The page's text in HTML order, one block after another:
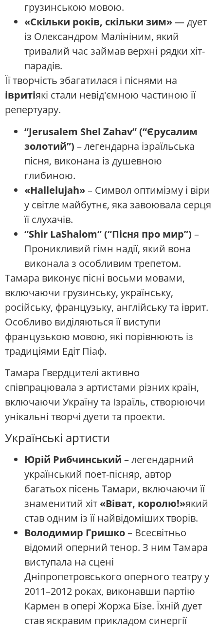
грузинською мовою.
«Скільки років, скільки зим»— дует
із Олександром Малініним, який
тривалий час займав верхні рядки хіт-
парадів.
Її творчість збагатилася і піснями на
івритіякі стали невід'ємною частиною її
репертуару.
“Jerusalem Shel Zahav” (“Єрусалим
золотий”) – легендарна ізраїльська
пісня, виконана із душевною
глибиною.
«Hallelujah»– Символ оптимізму і віри
у світле майбутнє, яка завоювала серця
її слухачів.
“Shir LaShalom” (“Пісня про мир”) –
Проникливий гімн надії, який вона
виконала з особливим трепетом.
Тамара виконує пісні восьми мовами,
включаючи грузинську, українську,
російську, французьку, англійську та іврит.
Особливо виділяються її виступи
французькою мовою, які порівнюють із
традиціями Едіт Піаф.
Тамара Гвердцителі активно
співпрацювала з артистами різних країн,
включаючи Україну та Ізраїль, створюючи
унікальні творчі дуети та проекти.
Українські артисти
Юрій Рибчинський – легендарний
український поет-пісняр, автор
багатьох пісень Тамари, включаючи її
знаменитий хіт «Віват, королю!»який
став одним із її найвідоміших творів.
Володимир Гришко– Всесвітньо
відомий оперний тенор. З ним Тамара
виступала на сцені
Дніпропетровського оперного театру у
2011–2012 роках, виконавши партію
Кармен в опері Жоржа Бізе. Їхній дует
став яскравим прикладом синергії